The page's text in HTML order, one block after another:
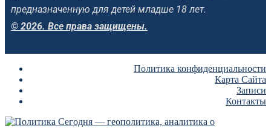
предназначенную для детей младше 18 лет.
© 2026. Все права защищены.
Политика конфиденциальности
Карта Сайта
Записи
Контакты